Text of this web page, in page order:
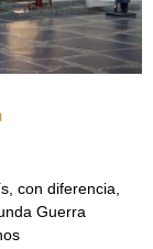
con diferencia,
Guerra